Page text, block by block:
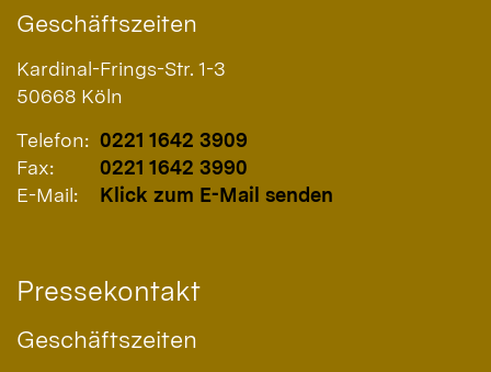
Geschäftszeiten
Kardinal-Frings-Str. 1-3
50668 Köln
Telefon: 0221 1642 3909
Fax:
0221 1642 3990
E-Mail:
Klick zum E-Mail senden
Pressekontakt
Geschäftszeiten